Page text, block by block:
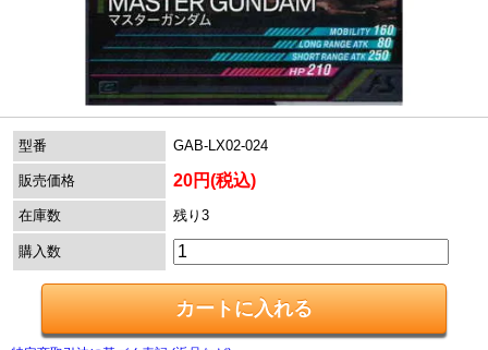
型番 GAB-LX02-024
販売価格 20円(税込)
在庫数 残り3
購入数